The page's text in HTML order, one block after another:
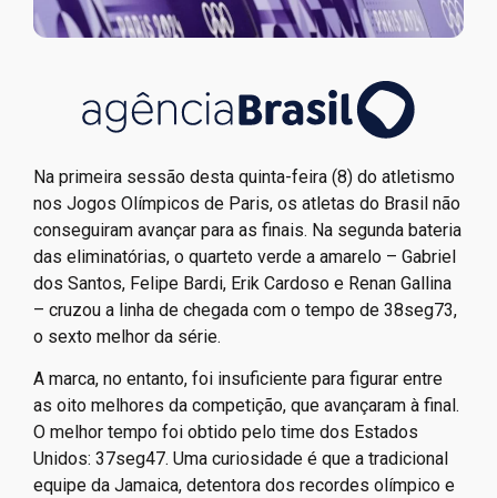
Na primeira sessão desta quinta-feira (8) do atletismo
nos Jogos Olímpicos de Paris, os atletas do Brasil não
conseguiram avançar para as finais. Na segunda bateria
das eliminatórias, o quarteto verde a amarelo – Gabriel
dos Santos, Felipe Bardi, Erik Cardoso e Renan Gallina
– cruzou a linha de chegada com o tempo de 38seg73,
o sexto melhor da série.
A marca, no entanto, foi insuficiente para figurar entre
as oito melhores da competição, que avançaram à final.
O melhor tempo foi obtido pelo time dos Estados
Unidos: 37seg47. Uma curiosidade é que a tradicional
equipe da Jamaica, detentora dos recordes olímpico e